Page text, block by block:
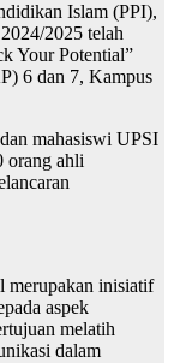
Islam (PPI),
2025 telah
Your Potential”
6 dan 7, Kampus
mahasiswi UPSI
orang ahli
merupakan inisiatif
aspek
melatih
dalam